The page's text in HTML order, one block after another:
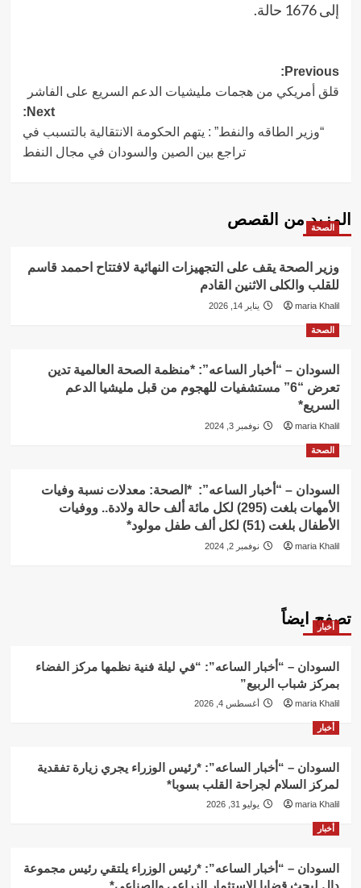
إلى 1676 حالة.
Post
navigation
Previous:
قلق أمريكي من هجمات مليشيات الدعم السريع على الفاشر
Next:
“وزير الطاقه والنفط” : يتهم الحكومة الانتقالية بالتسبب في
تراجع بين الصين والسودان في مجال النفط
المزيد من القصص
الصحة
وزير الصحة يقف على التجهيزات النهائية لافتتاح احممد قاسم
للقلب والكلى الاثنين القادم
maria Khalil يناير 14, 2026
الصحة
السودان – “أخبار الساعه”: *منظمة الصحة العالمية تدين
تعرض “6” مستشفيات للهجوم من قبل مليشيا الدعم
السريع*
maria Khalil نوفمبر 3, 2024
الصحة
السودان – “أخبار الساعه”: *الصحة: معدلات نسبة وفيات
الأمهات بلغت (295) لكل مائة ألف حالة ولادة.. ووفيات
الأطفال بلغت (51) لكل ألف طفل مولود*
maria Khalil نوفمبر 2, 2024
تصفح ايضاً
أخبار
السودان – “أخبار الساعه”: “في ليلة فنية نظمها مركز الفضاء
بمركز شباب الربيع”
maria Khalil أغسطس 4, 2026
أخبار
السودان – “أخبار الساعه”: *رئيس الوزراء يجري زيارة تفقدية
لمركز السلام لجراحة القلب بسوبا*
maria Khalil يوليو 31, 2026
أخبار
السودان – “أخبار الساعه”: *رئيس الوزراء يلتقي رئيس مجموعة
دال لبحث قضايا الاستثمار الزراعي والصناعي*